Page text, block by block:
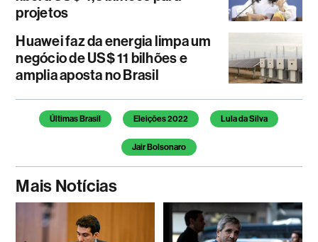
projetos
Huawei faz da energia limpa um
negócio de US$ 11 bilhões e
amplia aposta no Brasil
Temas deste artigo
Últimas Brasil Eleições 2022 Lula da Silva
Jair Bolsonaro
Mais Notícias